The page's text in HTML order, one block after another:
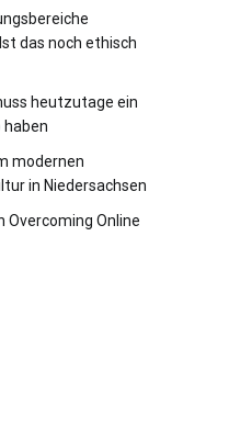
das noch ethisch
heutzutage ein
haben
modernen
in Niedersachsen
Overcoming Online